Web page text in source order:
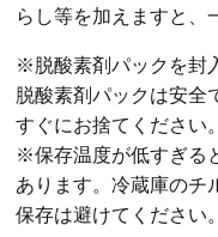
らし等を加えますと、
※脱酸素剤パックを封
脱酸素剤パックは安全
すぐにお捨てください。
※保存温度が低すぎる
あります。冷蔵庫のチ
保存は避けてください。